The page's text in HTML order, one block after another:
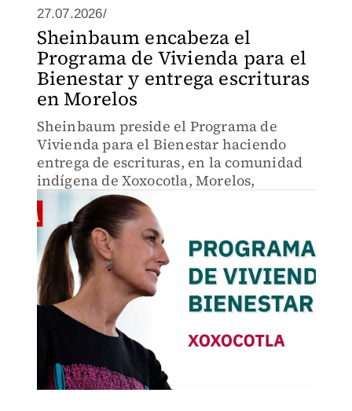
27.07.2026/
Sheinbaum encabeza el
Programa de Vivienda para el
Bienestar y entrega escrituras
en Morelos
Sheinbaum preside el Programa de
Vivienda para el Bienestar haciendo
entrega de escrituras, en la comunidad
indígena de Xoxocotla, Morelos,